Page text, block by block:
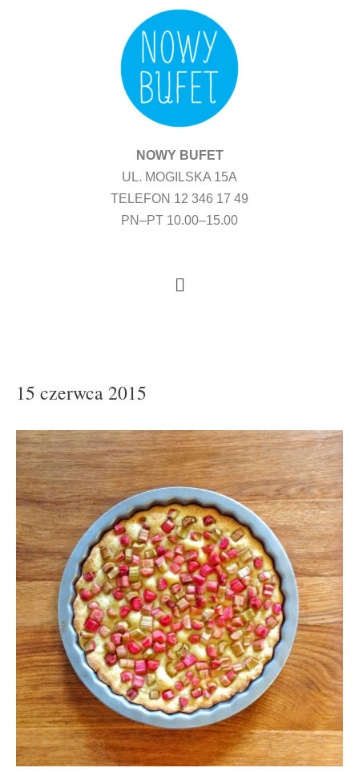
NOWY BUFET
UL. MOGILSKA 15A
TELEFON 12 346 17 49
PN–PT 10.00–15.00
Menu
15 czerwca 2015